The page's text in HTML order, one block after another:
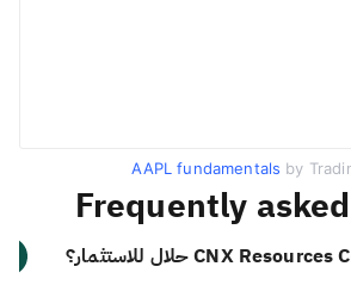
AAPL fundamentals by
Frequently